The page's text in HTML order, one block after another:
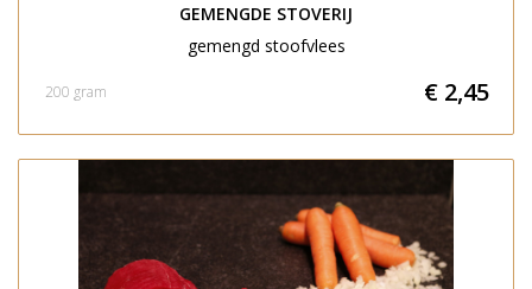
GEMENGDE STOVERIJ
gemengd stoofvlees
€ 2,45
200 gram